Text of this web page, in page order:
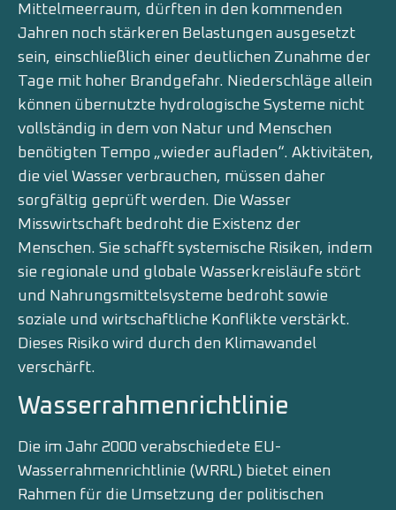
Mittelmeerraum, dürften in den kommenden
Jahren noch stärkeren Belastungen ausgesetzt
sein, einschließlich einer deutlichen Zunahme der
Tage mit hoher Brandgefahr. Niederschläge allein
können übernutzte hydrologische Systeme nicht
vollständig in dem von Natur und Menschen
benötigten Tempo „wieder aufladen“. Aktivitäten,
die viel Wasser verbrauchen, müssen daher
sorgfältig geprüft werden. Die Wasser
Misswirtschaft bedroht die Existenz der
Menschen. Sie schafft systemische Risiken, indem
sie regionale und globale Wasserkreisläufe stört
und Nahrungsmittelsysteme bedroht sowie
soziale und wirtschaftliche Konflikte verstärkt.
Dieses Risiko wird durch den Klimawandel
verschärft.
Wasserrahmenrichtlinie
Die im Jahr 2000 verabschiedete EU-
Wasserrahmenrichtlinie (WRRL) bietet einen
Rahmen für die Umsetzung der politischen